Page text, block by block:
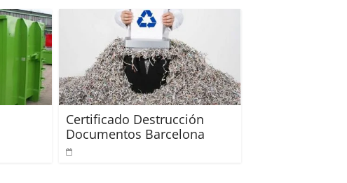
Certificado Destrucción
Documentos Barcelona